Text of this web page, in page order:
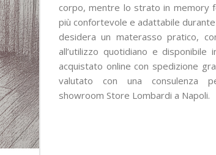
a
corpo, mentre lo strato in memory
più confortevole e adattabile
desidera un materasso pratico,
all’utilizzo quotidiano e disponibile
acquistato online con spedizione
valutato con una consulenza
showroom Store Lombardi a Napoli.